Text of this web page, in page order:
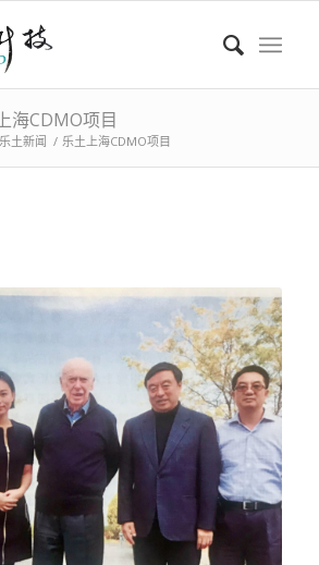
海CDMO项目
乐土新闻 / 乐土上海CDMO项目